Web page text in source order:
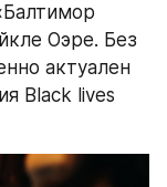
Оэре. Без
актуален
Black lives